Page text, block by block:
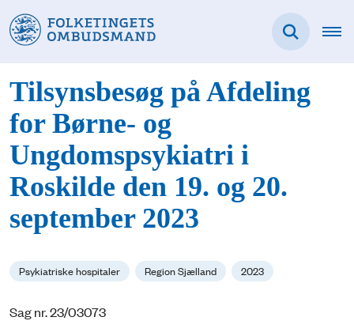
Tilsynsbesøg på Afdeling
for Børne- og
Ungdomspsykiatri i
Roskilde den 19. og 20.
september 2023
Psykiatriske hospitaler Region Sjælland 2023
Sag nr. 23/03073